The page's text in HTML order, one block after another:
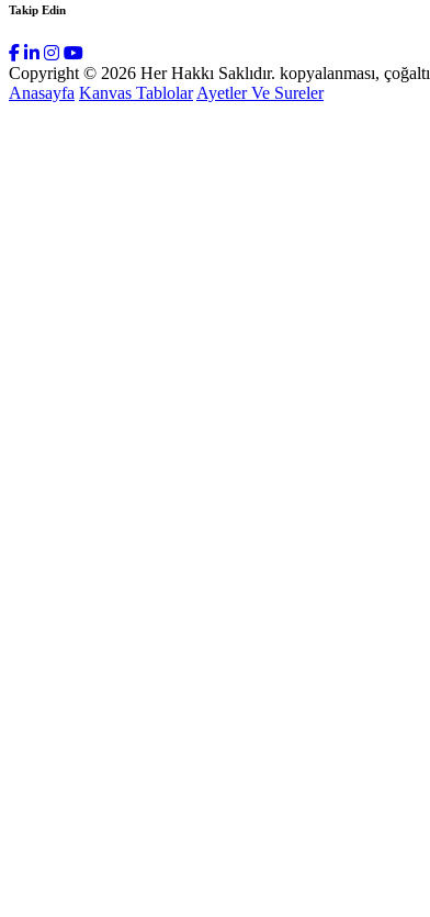
Takip Edin
Copyright © 2026 Her Hakkı Saklıdır. kopyalanması,
Anasayfa Kanvas Tablolar Ayetler Ve Sureler